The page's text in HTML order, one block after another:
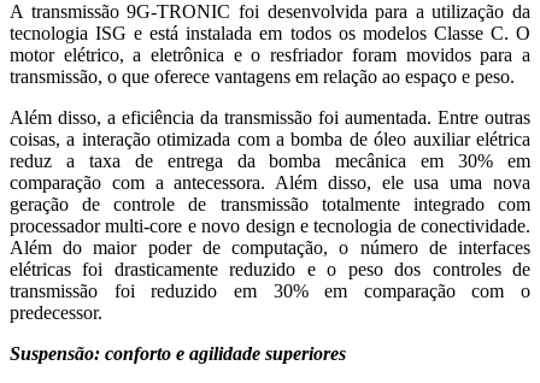
A transmissão 9G-TRONIC foi desenvolvida para a utilização da
tecnologia ISG e está instalada em todos os modelos Classe C. O
motor elétrico, a eletrônica e o resfriador foram movidos para a
transmissão, o que oferece vantagens em relação ao espaço e peso.
Além disso, a eficiência da transmissão foi aumentada. Entre outras
coisas, a interação otimizada com a bomba de óleo auxiliar elétrica
reduz a taxa de entrega da bomba mecânica em 30% em
comparação com a antecessora. Além disso, ele usa uma nova
geração de controle de transmissão totalmente integrado com
processador multi-core e novo design e tecnologia de conectividade.
Além do maior poder de computação, o número de interfaces
elétricas foi drasticamente reduzido e o peso dos controles de
transmissão foi reduzido em 30% em comparação com o
predecessor.
Suspensão: conforto e agilidade superiores